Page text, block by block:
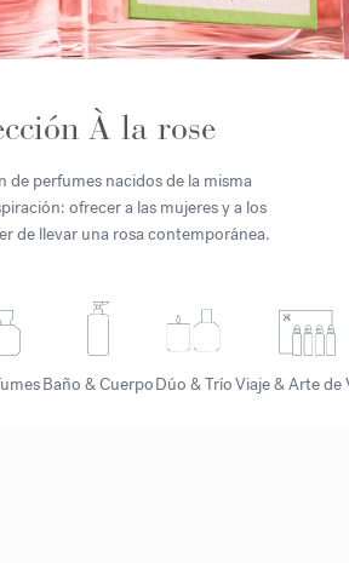
À la rose
de perfumes nacidos de la misma
ofrecer a las mujeres y a los
de llevar una rosa contemporánea.
Baño & CuerpoDúo & TríoViaje & Arte de